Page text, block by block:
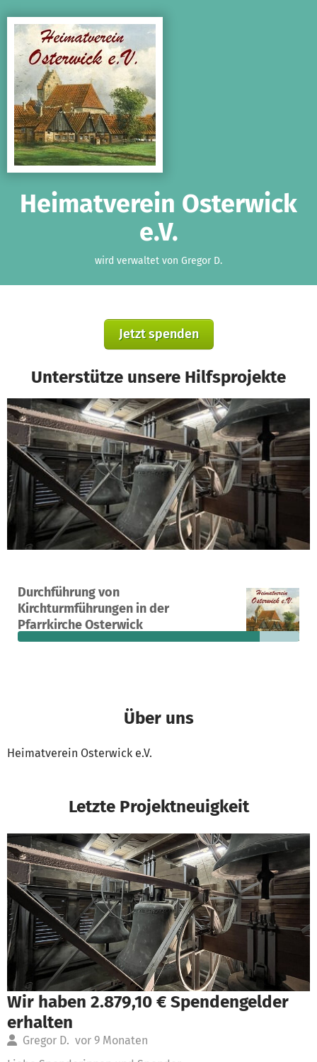
Heimatverein Osterwick
e.V.
wird verwaltet von Gregor D.
Jetzt spenden
Unterstütze unsere Hilfsprojekte
Durchführung von
Kirchturmführungen in der
Pfarrkirche Osterwick
Ein Projekt in Rosendahl, Deutschland
13
Spenden
86 %
finanziert
899 €
fehlen noch
Über uns
Heimatverein Osterwick e.V.
Letzte Projektneuigkeit
Wir haben 2.879,10 € Spendengelder
erhalten
Gregor D. vor 9 Monaten